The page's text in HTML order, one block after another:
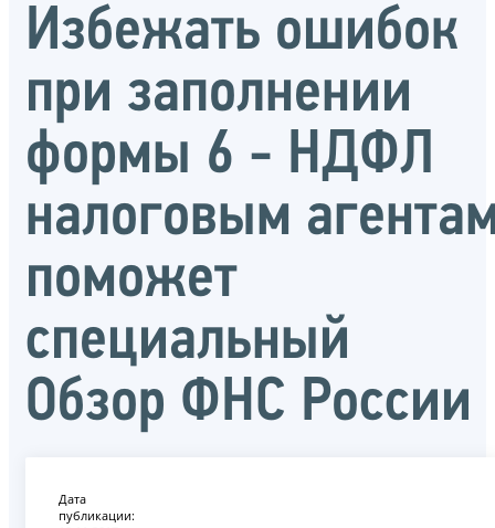
Избежать ошибок
при заполнении
формы 6 - НДФЛ
налоговым
поможет
специальный
Обзор ФНС России
Дата
публикации: